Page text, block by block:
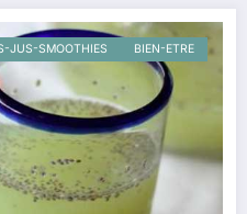
BIEN-ETRE
JUS-SMOOTHIES